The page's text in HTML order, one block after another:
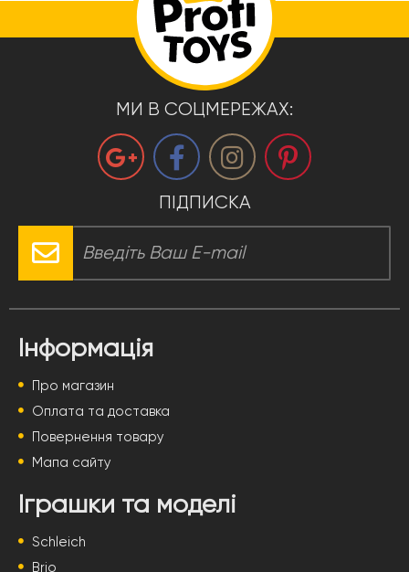
МИ В СОЦМЕРЕЖАХ:
ПІДПИСКА
Інформація
Про магазин
Оплата та доставка
Повернення товару
Мапа сайту
Іграшки та моделі
Schleich
Brio